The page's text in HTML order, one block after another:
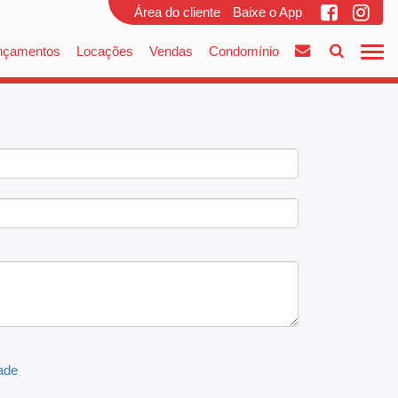
Área do cliente Baixe o App
Locações Vendas Condomínio